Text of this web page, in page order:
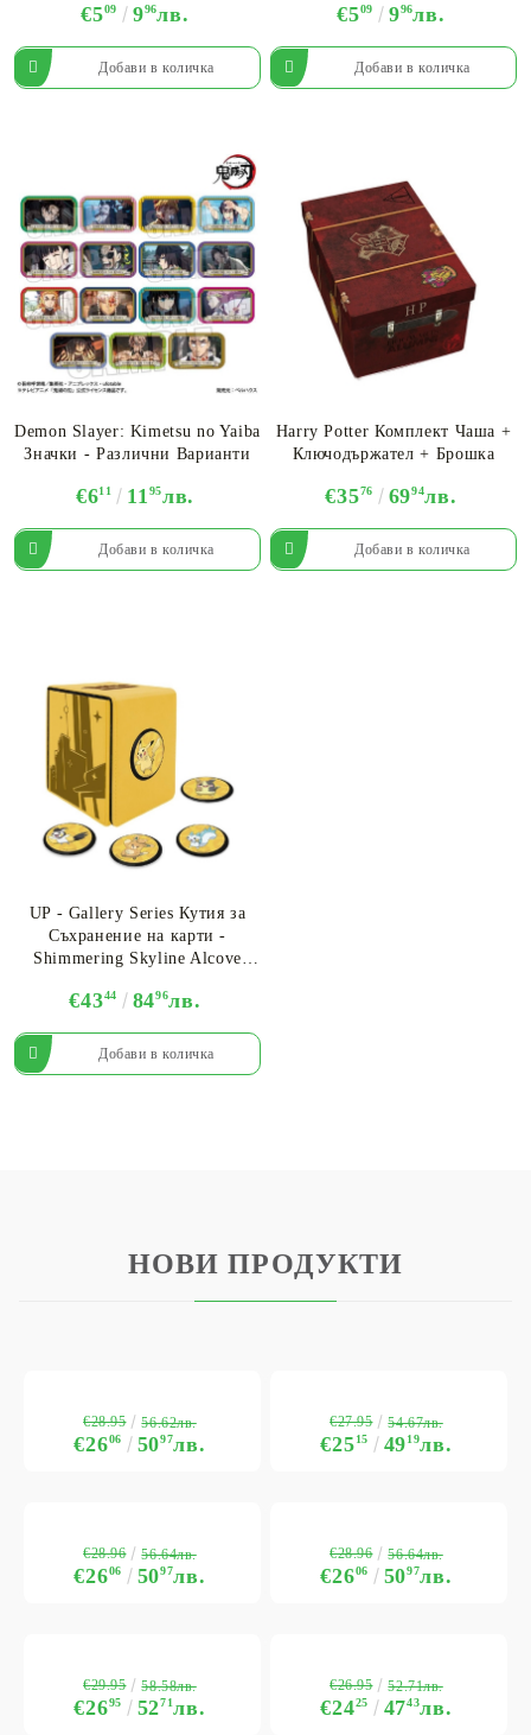
€509 996лв. €509 996лв.
Demon Slayer: Kimetsu no Yaiba
Значки - Различни Варианти
€611 11 95лв.
Harry Potter Комплект Чаша +
Ключодържател + Брошка
€3576 6994лв.
UP - Gallery Series Кутия за
Съхранение на карти -
Shimmering Skyline Alcove
€4344 8496лв.
НОВИ ПРОДУКТИ
€2606 5097лв.
€28.95 56.62лв.
€2515 4919лв.
€27.95 54.67лв.
€2606 5097лв.
€28.96 56.64лв.
€2606 5097лв.
€28.96 56.64лв.
€2695 5271лв.
€29.95 58.58лв.
€2425 4743лв.
€26.95 52.71лв.